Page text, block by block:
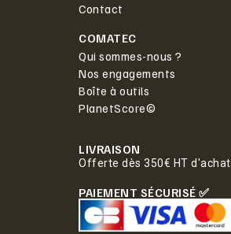
Contact
COMATEC
Qui sommes-nous ?
Nos engagements
Boîte à outils
PlanetScore©
LIVRAISON
Offerte dès 350€ HT d'achat.
PAIEMENT SÉCURISÉ ✅